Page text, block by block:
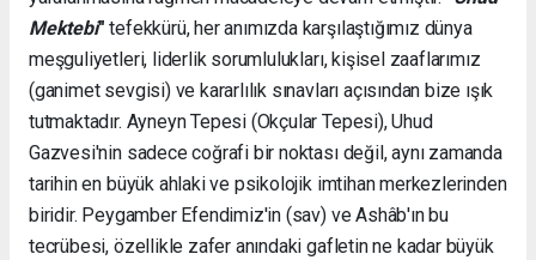
Mektebi" tefekkürü, her anımızda karşılaştığımız dünya
meşguliyetleri, liderlik sorumlulukları, kişisel zaaflarımız
(ganimet sevgisi) ve kararlılık sınavları açısından bize ışık
tutmaktadır. Ayneyn Tepesi (Okçular Tepesi), Uhud
Gazvesi'nin sadece coğrafi bir noktası değil, aynı zamanda
tarihin en büyük ahlaki ve psikolojik imtihan merkezlerinden
biridir. Peygamber Efendimiz'in (sav) ve Ashâb'ın bu
tecrübesi, özellikle zafer anındaki gafletin ne kadar büyük